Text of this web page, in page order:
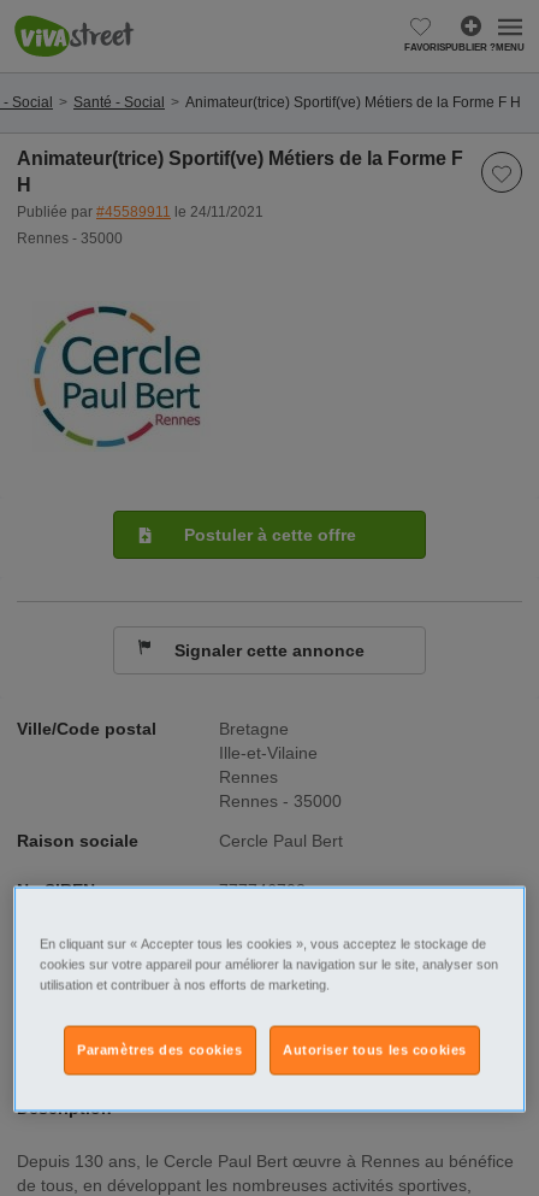
FAVORISPUBLIER ?MENU
Social Santé - Social Animateur(trice) Sportif(ve) Métiers de la Forme F H
Animateur(trice) Sportif(ve) Métiers de la Forme F
H
Publiée par #45589911 le 24/11/2021
Rennes - 35000
Ville/Code postal
Bretagne
Ille-et-Vilaine
Rennes
Rennes - 35000
Raison sociale Cercle Paul Bert
No SIREN 777746702
Fonction Santé - Social
Type de contrat CDI
Type d'emploi
Description
Depuis 130 ans, le Cercle Paul Bert œuvre à Rennes au bénéfice
de tous, en développant les nombreuses activités sportives,
Postuler à cette offre
Signaler cette annonce
En cliquant sur « Accepter tous les cookies », vous acceptez le stockage de
cookies sur votre appareil pour améliorer la navigation sur le site, analyser son
utilisation et contribuer à nos efforts de marketing.
Autoriser tous les cookies
Paramètres des cookies